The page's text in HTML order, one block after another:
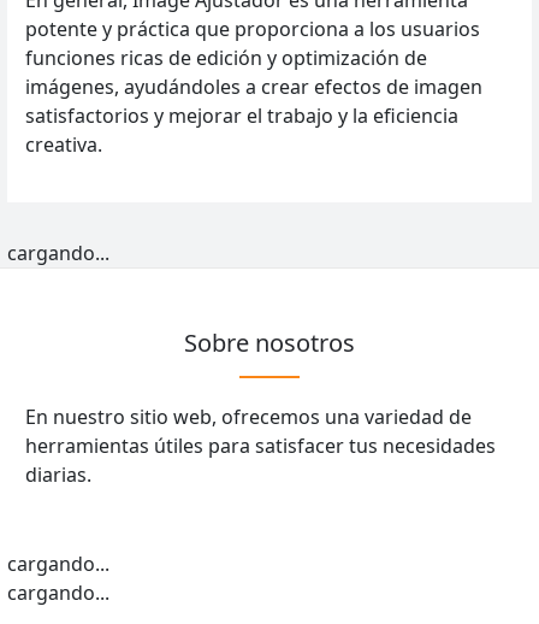
potente y práctica que proporciona a los usuarios
funciones ricas de edición y optimización de
imágenes, ayudándoles a crear efectos de imagen
satisfactorios y mejorar el trabajo y la eficiencia
creativa.
cargando...
Sobre nosotros
En nuestro sitio web, ofrecemos una variedad de
herramientas útiles para satisfacer tus necesidades
diarias.
cargando...
cargando...